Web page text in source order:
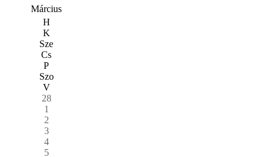
Március
H
K
Sze
Cs
P
Szo
V
28
1
2
3
4
5